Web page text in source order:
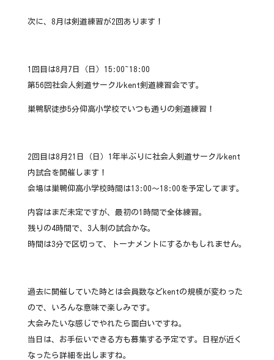
次に、8月は剣道練習が2回あります！
1回目は8月7日（日）15:00~18:00
第56回社会人剣道サークルkent剣道練習会です。
巣鴨駅徒歩5分仰高小学校でいつも通りの剣道練習！
2回目は8月21日（日）1年半ぶりに社会人剣道サークルkent
内試合を開催します！
会場は巣鴨仰高小学校時間は13:00〜18:00を予定してます。
内容はまだ未定ですが、最初の1時間で全体練習。
残りの4時間で、3人制の試合かな。
時間は3分で区切って、トーナメントにするかもしれません。
過去に開催していた時とは会員数などkentの規模が変わった
ので、いろんな意味で楽しみです。
大会みたいな感じでやれたら面白いですね。
当日は、お手伝いできる方も募集する予定です。日程が近く
なったら詳細を出しますね。